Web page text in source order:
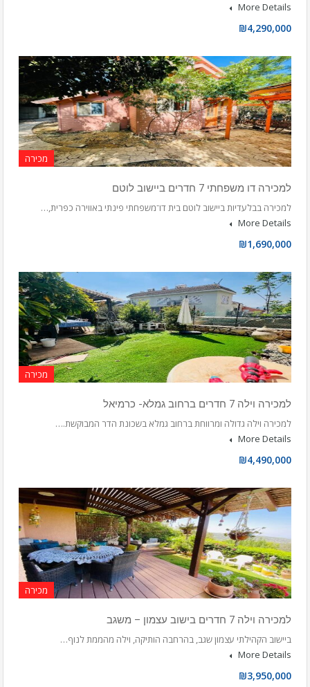
More Details
₪4,290,000
מכירה
למכירה דו משפחתי 7 חדרים ביישוב לוטם
למכירה בבלעדיות ביישוב לוטם בית דו־משפחתי פינתי באווירה כפרית,…
More Details
₪1,690,000
מכירה
למכירה וילה 7 חדרים ברחוב גמלא- כרמיאל
למכירה וילה גדולה ומרווחת ברחוב גמלא בשכונת הדר המבוקשת.…
More Details
₪4,490,000
מכירה
למכירה וילה 7 חדרים בישוב עצמון – משגב
ביישוב הקהילתי עצמון שגב, בהרחבה הותיקה, וילה מהממת לנוף…
More Details
₪3,950,000